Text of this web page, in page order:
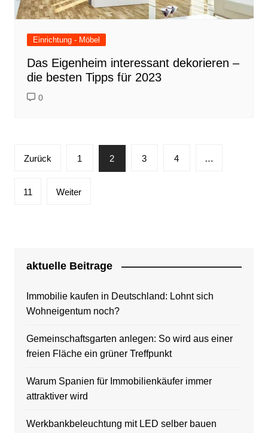
Einrichtung - Möbel
Das Eigenheim interessant dekorieren –
die besten Tipps für 2023
0
Seitennummerierung
Beiträge
Zurück 1 2 3 4 …
11 Weiter
aktuelle Beitrage
Immobilie kaufen in Deutschland: Lohnt sich
Wohneigentum noch?
Gemeinschaftsgarten anlegen: So wird aus einer
freien Fläche ein grüner Treffpunkt
Warum Spanien für Immobilienkäufer immer
attraktiver wird
Werkbankbeleuchtung mit LED selber bauen